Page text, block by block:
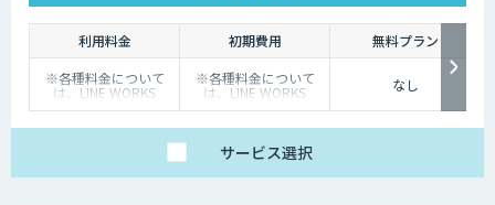
利用料金 初期費用
無料プラン
※各種料金について
は、LINE WORKS
Visionの販売店までお
※各種料金について
は、LINE WORKS
Visionの販売店までお
なし
サービス選択